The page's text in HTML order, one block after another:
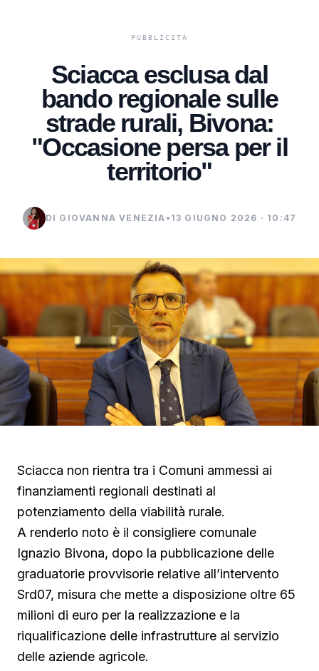
Sciacca esclusa dal
bando regionale sulle
strade rurali, Bivona:
"Occasione persa per il
territorio"
DI GIOVANNA VENEZIA • 13 GIUGNO 2026 · 10:47
Sciacca non rientra tra i Comuni ammessi ai
finanziamenti regionali destinati al
potenziamento della viabilità rurale.
A renderlo noto è il consigliere comunale
Ignazio Bivona, dopo la pubblicazione delle
graduatorie provvisorie relative all’intervento
Srd07, misura che mette a disposizione oltre 65
milioni di euro per la realizzazione e la
riqualificazione delle infrastrutture al servizio
delle aziende agricole.